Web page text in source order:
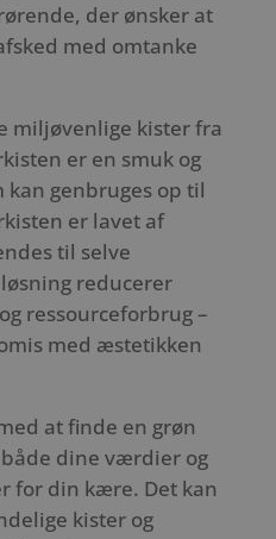
der ønsker at
med omtanke
miljøvenlige kister fra
er en smuk og
genbruges op til
er lavet af
til selve
reducerer
ressourceforbrug –
med æstetikken
at finde en grøn
dine værdier og
for din kære. Det kan
kister og